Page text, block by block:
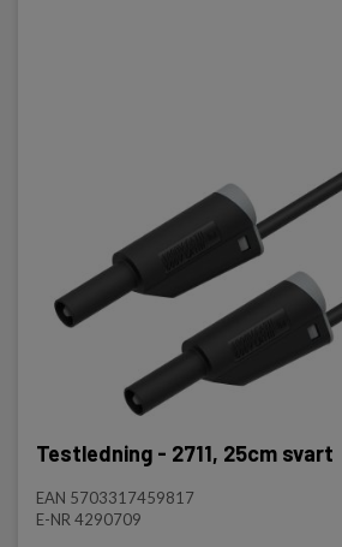
Testledning - 2711, 25cm svart
EAN 5703317459817
E-NR 4290709